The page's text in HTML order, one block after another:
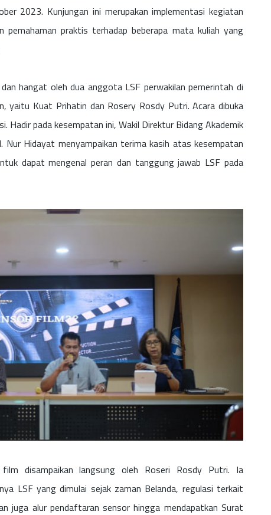
2023. Kunjungan ini merupakan implementasi kegiatan
pemahaman praktis terhadap beberapa mata kuliah yang
hangat oleh dua anggota LSF perwakilan pemerintah di
yaitu Kuat Prihatin dan Rosery Rosdy Putri. Acara dibuka
Hadir pada kesempatan ini, Wakil Direktur Bidang Akademik
Nur Hidayat menyampaikan terima kasih atas kesempatan
dapat mengenal peran dan tanggung jawab LSF pada
disampaikan langsung oleh Roseri Rosdy Putri. Ia
LSF yang dimulai sejak zaman Belanda, regulasi terkait
juga alur pendaftaran sensor hingga mendapatkan Surat